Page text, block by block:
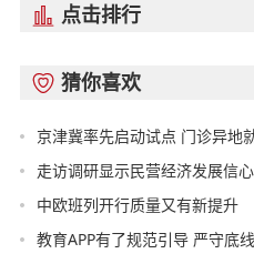
 点击排行
 猜你喜欢
京津冀率先启动试点 门诊异地
走访调研显示民营经济发展信
中欧班列开行质量又有新提升
教育APP有了规范引导 严守底